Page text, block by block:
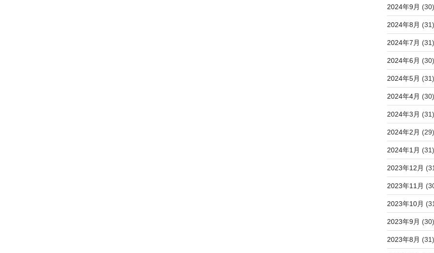
2024年9月 (30)
2024年8月 (31)
2024年7月 (31)
2024年6月 (30)
2024年5月 (31)
2024年4月 (30)
2024年3月 (31)
2024年2月 (29)
2024年1月 (31)
2023年12月
2023年11月
2023年10月
2023年9月 (30)
2023年8月 (31)